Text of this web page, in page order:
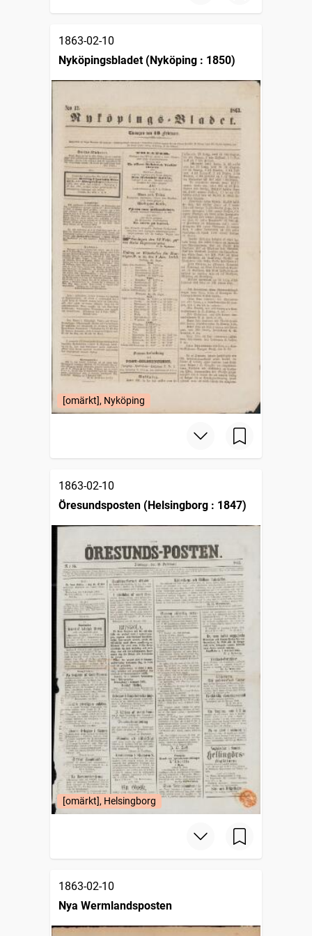
1863-02-10
Nyköpingsbladet (Nyköping : 1850)
[omärkt], Nyköping
1863-02-10
Öresundsposten (Helsingborg : 1847)
[omärkt], Helsingborg
1863-02-10
Nya Wermlandsposten